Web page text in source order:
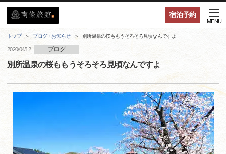
宿泊予約
MENU
トップ ブログ・お知らせ 別所温泉の桜ももうそろそろ見頃なんですよ
2020/04/12 ブログ
別所温泉の桜ももうそろそろ見頃なんですよ